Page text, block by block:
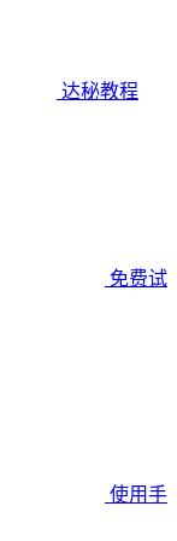
达秘教程
免费试
使用手